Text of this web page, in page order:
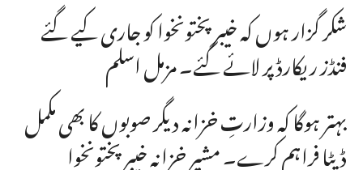
شکر گزار ہوں کہ خیبر پختونخوا کو جاری کیے گئے
فنڈز ریکارڈ پر لائے گئے۔ مزمل اسلم
بہتر ہوگا کہ وزارتِ خزانہ دیگر صوبوں کا بھی مکمل
ڈیٹا فراہم کرے۔ مشیر خزانہ خیبرپختونخوا